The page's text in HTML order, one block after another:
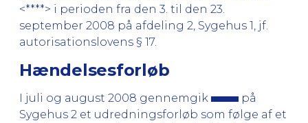
<****> i perioden fra den 3. til den 23.
september 2008 på afdeling 2, Sygehus 1, jf.
autorisationslovens § 17.
Hændelsesforløb
I juli og august 2008 gennemgik
på
Sygehus 2 et udredningsforløb som følge af et